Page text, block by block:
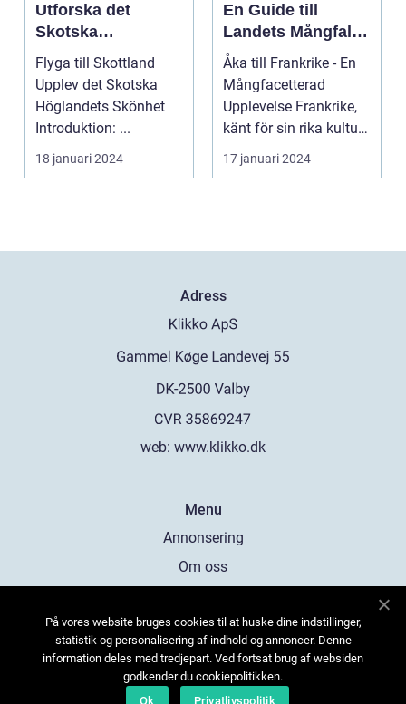
Utforska det
Skotska
Höglandets
Skönhet
Flyga till Skottland
Upplev det Skotska
Höglandets Skönhet
Introduktion: ...
18 januari 2024
En Guide till
Landets Mångfald
och Attraktioner
Åka till Frankrike - En
Mångfacetterad
Upplevelse Frankrike,
känt för sin rika kultur,
historiska a...
17 januari 2024
Adress
web: www.klikko.dk
Menu
Annonsering
Om oss
Kontakta oss
Sitemap
På vores website bruges cookies til at huske dine indstillinger,
statistik og personalisering af indhold og annoncer. Denne
information deles med tredjepart. Ved fortsat brug af websiden
godkender du cookiepolitikken.
Ok
Privatlivspolitik